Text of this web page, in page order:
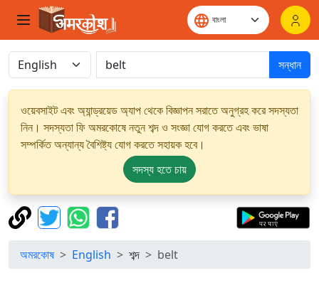
সন্ধান
ওয়েবসাইট এবং অ্যান্ড্রয়েড অ্যাপ থেকে বিজ্ঞাপন সরাতে অনুগ্রহ করে সদস্যতা
নিন। সদস্যতা ফি অমরকোষে নতুন শব্দ ও সংজ্ঞা যোগ করতে এবং ভাষা
সম্পর্কিত অন্যান্য বৈশিষ্ট্য যোগ করতে সহায়ক হবে।
সদস্য হতে চায়
অমরকোষ English শব্দ belt